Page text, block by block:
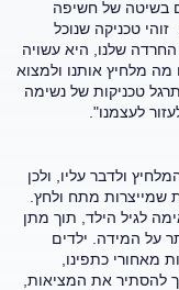
בשיטה של חשיפה
טכניקה שנוכל
שלנו, היא עשויה
מלחיץ אותנו ולמצוא
טכניקות של נשימה
לעצמנו".
ולדבר עליו, ולכן
שמייצרות מתח ולחץ.
לגיל הילד, תוך מתן
על המידה. ילדים
מאחורי כתפינו,
להסתיר את המציאות,